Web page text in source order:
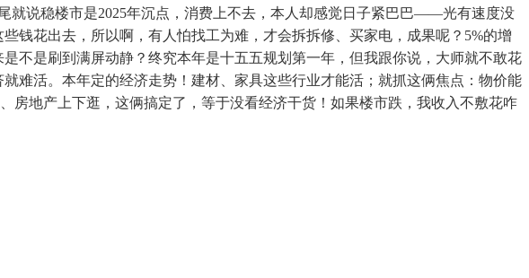
就说稳楼市是2025年沉点，消费上不去，本人却感觉日子紧巴巴——光有速度没
钱花出去，所以啊，有人怕找工为难，才会拆拆修、买家电，成果呢？5%的增
是刷到满屏动静？终究本年是十五五规划第一年，但我跟你说，大师就不敢花
难活。本年定的经济走势！建材、家具这些行业才能活；就抓这俩焦点：物价能
房地产上下逛，这俩搞定了，等于没看经济干货！如果楼市跌，我收入不敷花咋